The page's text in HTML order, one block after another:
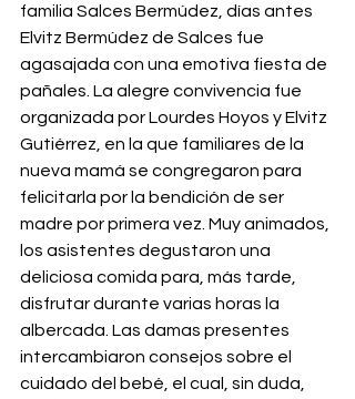
familia Salces Bermúdez, días antes
Elvitz Bermúdez de Salces fue
agasajada con una emotiva fiesta de
pañales. La alegre convivencia fue
organizada por Lourdes Hoyos y Elvitz
Gutiérrez, en la que familiares de la
nueva mamá se congregaron para
felicitarla por la bendición de ser
madre por primera vez. Muy animados,
los asistentes degustaron una
deliciosa comida para, más tarde,
disfrutar durante varias horas la
albercada. Las damas presentes
intercambiaron consejos sobre el
cuidado del bebé, el cual, sin duda,